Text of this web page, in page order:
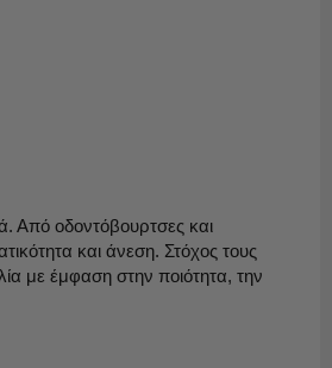
Από οδοντόβουρτσες και
και άνεση. Στόχος τους
με έμφαση στην ποιότητα, την